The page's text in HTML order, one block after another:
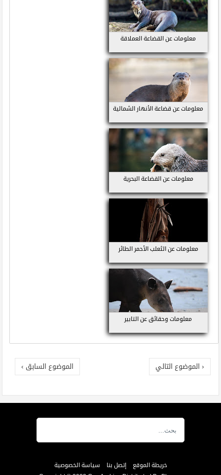
معلومات عن القضاعة العملاقة
معلومات عن قضاعة الأنهار الشمالية
معلومات عن القضاعة البحرية
معلومات عن الثعلب الأحمر الطائر
معلومات وحقائق عن التابير
‹ الموضوع التالي الموضوع السابق ›
خريطة الموقع إتصل بنا
سياسة الخصوصية